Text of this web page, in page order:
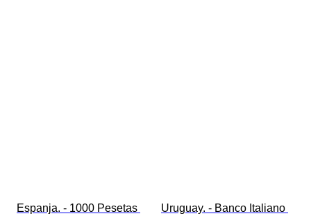
Espanja. - 1000 Pesetas Uruguay. - Banco Italiano